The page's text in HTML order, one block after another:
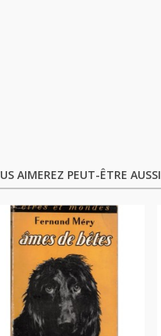
AIMEREZ PEUT-ÊTRE AUSSI